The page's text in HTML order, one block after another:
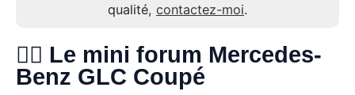
qualité, contactez-moi.
🙋‍♂️ Le mini forum Mercedes-
Benz GLC Coupé